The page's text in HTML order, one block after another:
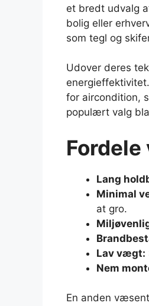
et bredt udvalg
bolig eller
som tegl og
Udover deres
for aircondition,
populært valg
Lang
Minimal
at gro.
Lav vægt:
Nem
En anden